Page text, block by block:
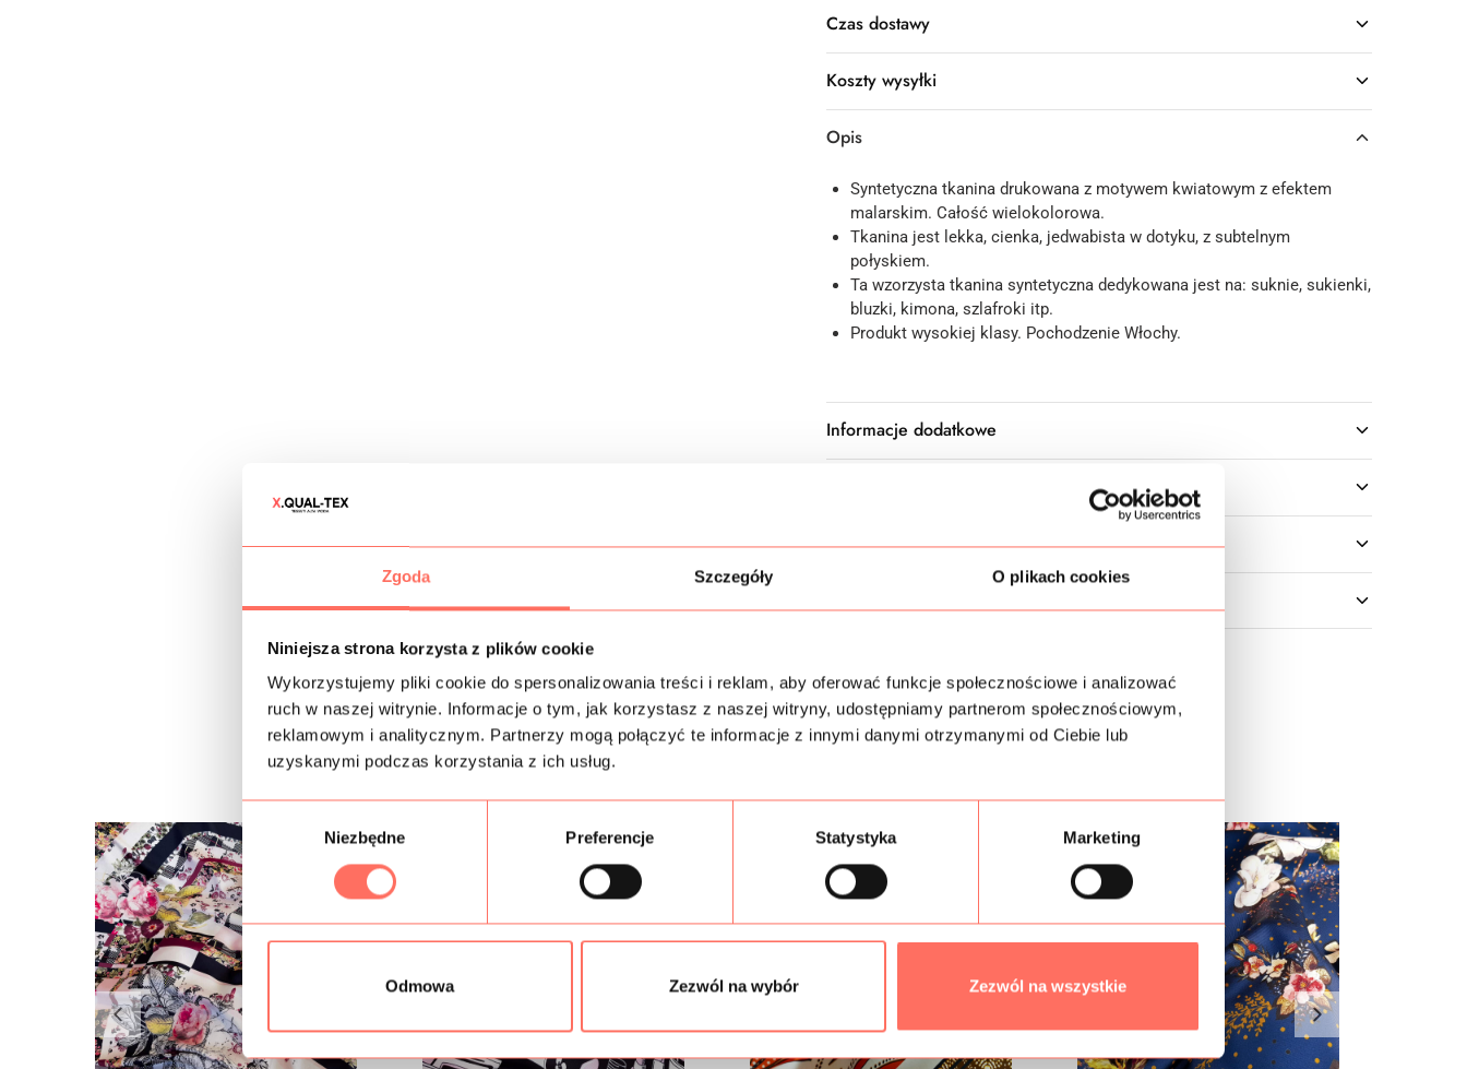
Zgoda Szczegóły O plikach cookies
Niniejsza strona korzysta z plików cookie
Wykorzystujemy pliki cookie do spersonalizowania treści i reklam, aby oferować funkcje społecznościowe i analizować
ruch w naszej witrynie. Informacje o tym, jak korzystasz z naszej witryny, udostępniamy partnerom społecznościowym,
reklamowym i analitycznym. Partnerzy mogą połączyć te informacje z innymi danymi otrzymanymi od Ciebie lub
uzyskanymi podczas korzystania z ich usług.
y
b
ó
r
g
d
y
Niezbędne Preferencje Statystyka Marketing
Odmowa Zezwól na wybór Zezwól na wszystkie
Czas dostawy
Koszty wysyłki
Opis
Syntetyczna tkanina drukowana z motywem kwiatowym z efektem
malarskim. Całość wielokolorowa.
Tkanina jest lekka, cienka, jedwabista w dotyku, z subtelnym
połyskiem.
Ta wzorzysta tkanina syntetyczna dedykowana jest na: suknie, sukienki,
bluzki, kimona, szlafroki itp.
Produkt wysokiej klasy. Pochodzenie Włochy.
Informacje dodatkowe
Próbki tkanin
Podobne produkty